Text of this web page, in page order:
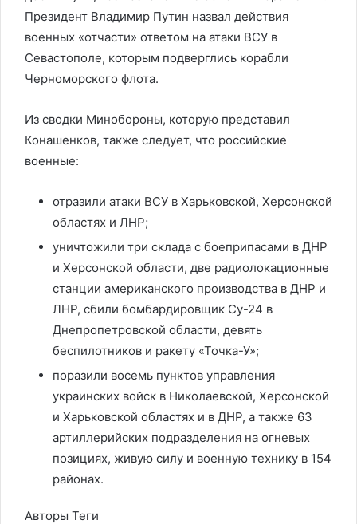
Президент Владимир Путин назвал действия
военных «отчасти» ответом на атаки ВСУ в
Севастополе, которым подверглись корабли
Черноморского флота.
Из сводки Минобороны, которую представил
Конашенков, также следует, что российские
военные:
отразили атаки ВСУ в Харьковской, Херсонской
областях и ЛНР;
уничтожили три склада с боеприпасами в ДНР
и Херсонской области, две радиолокационные
станции американского производства в ДНР и
ЛНР, сбили бомбардировщик Су-24 в
Днепропетровской области, девять
беспилотников и ракету «Точка-У»;
поразили восемь пунктов управления
украинских войск в Николаевской, Херсонской
и Харьковской областях и в ДНР, а также 63
артиллерийских подразделения на огневых
позициях, живую силу и военную технику в 154
районах.
Авторы Теги